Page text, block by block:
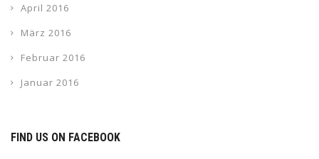
April 2016
März 2016
Februar 2016
Januar 2016
FIND US ON FACEBOOK